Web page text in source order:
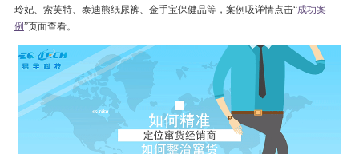
玲妃、索芙特、泰迪熊纸尿裤、金手宝保健品等，案例吸详情点击“成功案
例”页面查看。